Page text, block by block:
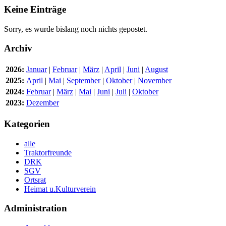
Keine Einträge
Sorry, es wurde bislang noch nichts gepostet.
Archiv
2026: Januar| Februar| März | April | Juni | August
2025: April | Mai | September| Oktober| November
2024: Februar| März | Mai | Juni | Juli | Oktober
2023: Dezember
Kategorien
alle
Traktorfreunde
DRK
SGV
Ortsrat
Heimat u.Kulturverein
Administration